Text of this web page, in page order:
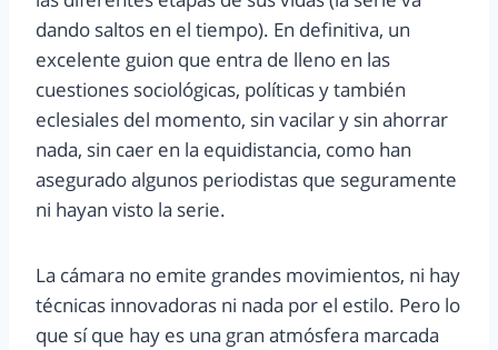
dando saltos en el tiempo). En definitiva, un
excelente guion que entra de lleno en las
cuestiones sociológicas, políticas y también
eclesiales del momento, sin vacilar y sin ahorrar
nada, sin caer en la equidistancia, como han
asegurado algunos periodistas que seguramente
ni hayan visto la serie.
La cámara no emite grandes movimientos, ni hay
técnicas innovadoras ni nada por el estilo. Pero lo
que sí que hay es una gran atmósfera marcada